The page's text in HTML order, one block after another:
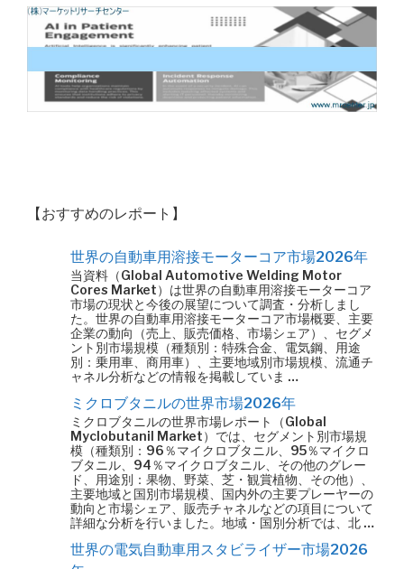
【おすすめのレポート】
世界の自動車用溶接モーターコア市場2026年
当資料（Global Automotive Welding Motor
Cores Market）は世界の自動車用溶接モーターコア
市場の現状と今後の展望について調査・分析しまし
た。世界の自動車用溶接モーターコア市場概要、主要
企業の動向（売上、販売価格、市場シェア）、セグメ
ント別市場規模（種類別：特殊合金、電気鋼、用途
別：乗用車、商用車）、主要地域別市場規模、流通チ
ャネル分析などの情報を掲載していま …
ミクロブタニルの世界市場2026年
ミクロブタニルの世界市場レポート（Global
Myclobutanil Market）では、セグメント別市場規
模（種類別：96％マイクロブタニル、95％マイクロ
ブタニル、94％マイクロブタニル、その他のグレー
ド、用途別：果物、野菜、芝・観賞植物、その他）、
主要地域と国別市場規模、国内外の主要プレーヤーの
動向と市場シェア、販売チャネルなどの項目について
詳細な分析を行いました。地域・国別分析では、北 …
世界の電気自動車用スタビライザー市場2026